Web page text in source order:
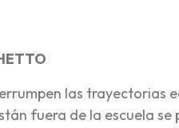
las trayectorias
fuera de la escuela